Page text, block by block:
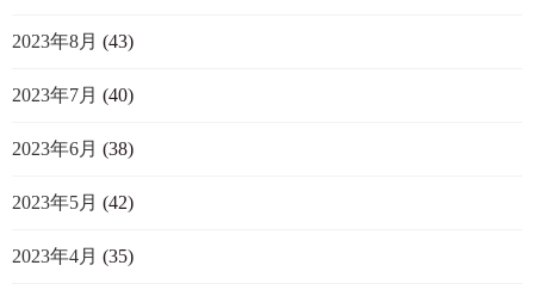
2023年8月 (43)
2023年7月 (40)
2023年6月 (38)
2023年5月 (42)
2023年4月 (35)